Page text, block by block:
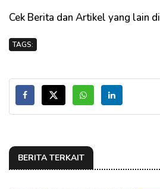
Cek Berita dan Artikel yang lain di
TAGS:
BERITA TERKAIT